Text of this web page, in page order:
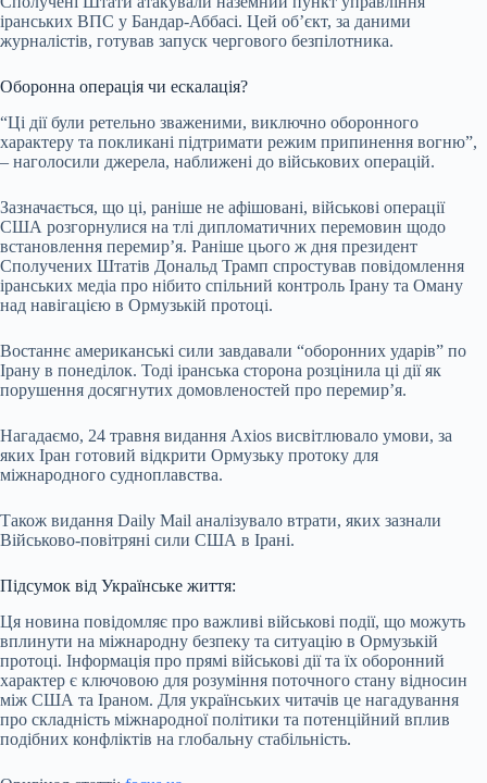
іранських ВПС у Бандар-Аббасі. Цей об’єкт, за даними
журналістів, готував запуск чергового безпілотника.
Оборонна операція чи ескалація?
“Ці дії були ретельно зваженими, виключно оборонного
характеру та покликані підтримати режим припинення вогню”,
– наголосили джерела, наближені до військових операцій.
Зазначається, що ці, раніше не афішовані, військові операції
США розгорнулися на тлі дипломатичних перемовин щодо
встановлення перемир’я. Раніше цього ж дня президент
Сполучених Штатів Дональд Трамп спростував повідомлення
іранських медіа про нібито спільний контроль Ірану та Оману
над навігацією в Ормузькій протоці.
Востаннє американські сили завдавали “оборонних ударів” по
Ірану в понеділок. Тоді іранська сторона розцінила ці дії як
порушення досягнутих домовленостей про перемир’я.
Нагадаємо, 24 травня видання Axios висвітлювало умови, за
яких Іран готовий відкрити Ормузьку протоку для
міжнародного судноплавства.
Також видання Daily Mail аналізувало втрати, яких зазнали
Військово-повітряні сили США в Ірані.
Підсумок від Українське життя:
Ця новина повідомляє про важливі військові події, що можуть
вплинути на міжнародну безпеку та ситуацію в Ормузькій
протоці. Інформація про прямі військові дії та їх оборонний
характер є ключовою для розуміння поточного стану відносин
між США та Іраном. Для українських читачів це нагадування
про складність міжнародної політики та потенційний вплив
подібних конфліктів на глобальну стабільність.